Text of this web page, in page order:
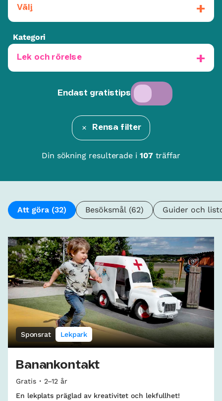
Välj
Kategori
Lek och rörelse
Endast gratistips
Rensa filter
Din sökning resulterade i 107träffar
Att göra (32) Besöksmål (62) Guider och
Sponsrat Lekpark
Banankontakt
Gratis
2–12 år
En lekplats präglad av kreativitet och lekfullhet!